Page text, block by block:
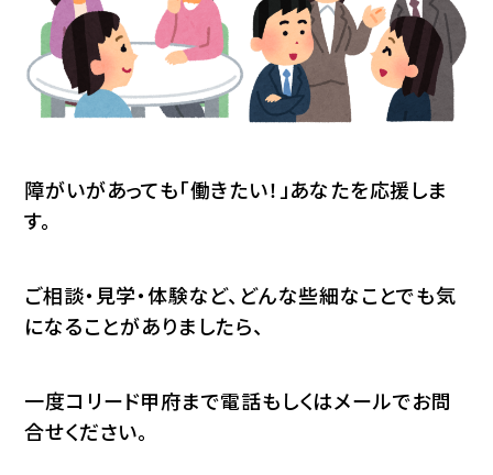
障がいがあっても「働きたい！」あなたを応援しま
す。
ご相談・見学・体験など、どんな些細なことでも気
になることがありましたら、
一度コリード甲府まで電話もしくはメールでお問
合せください。